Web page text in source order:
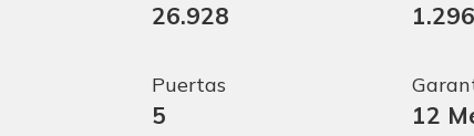
26.928 1.296
Puertas
5 12